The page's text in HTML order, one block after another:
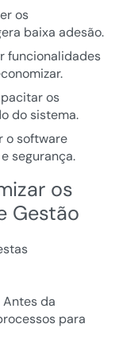
os
baixa adesão.
funcionalidades
os
do sistema.
o software
segurança.
os
Gestão
Antes da
para